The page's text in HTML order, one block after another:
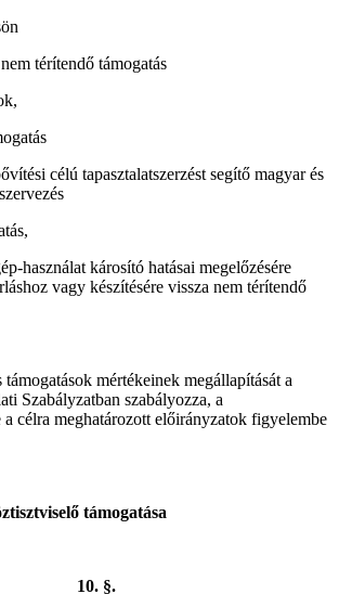
térítendő támogatás
célú tapasztalatszerzést segítő magyar és
károsító hatásai megelőzésére
vagy készítésére vissza nem térítendő
mértékeinek megállapítását a
Szabályzatban szabályozza, a
a célra meghatározott előirányzatok figyelembe
támogatása
10. §.